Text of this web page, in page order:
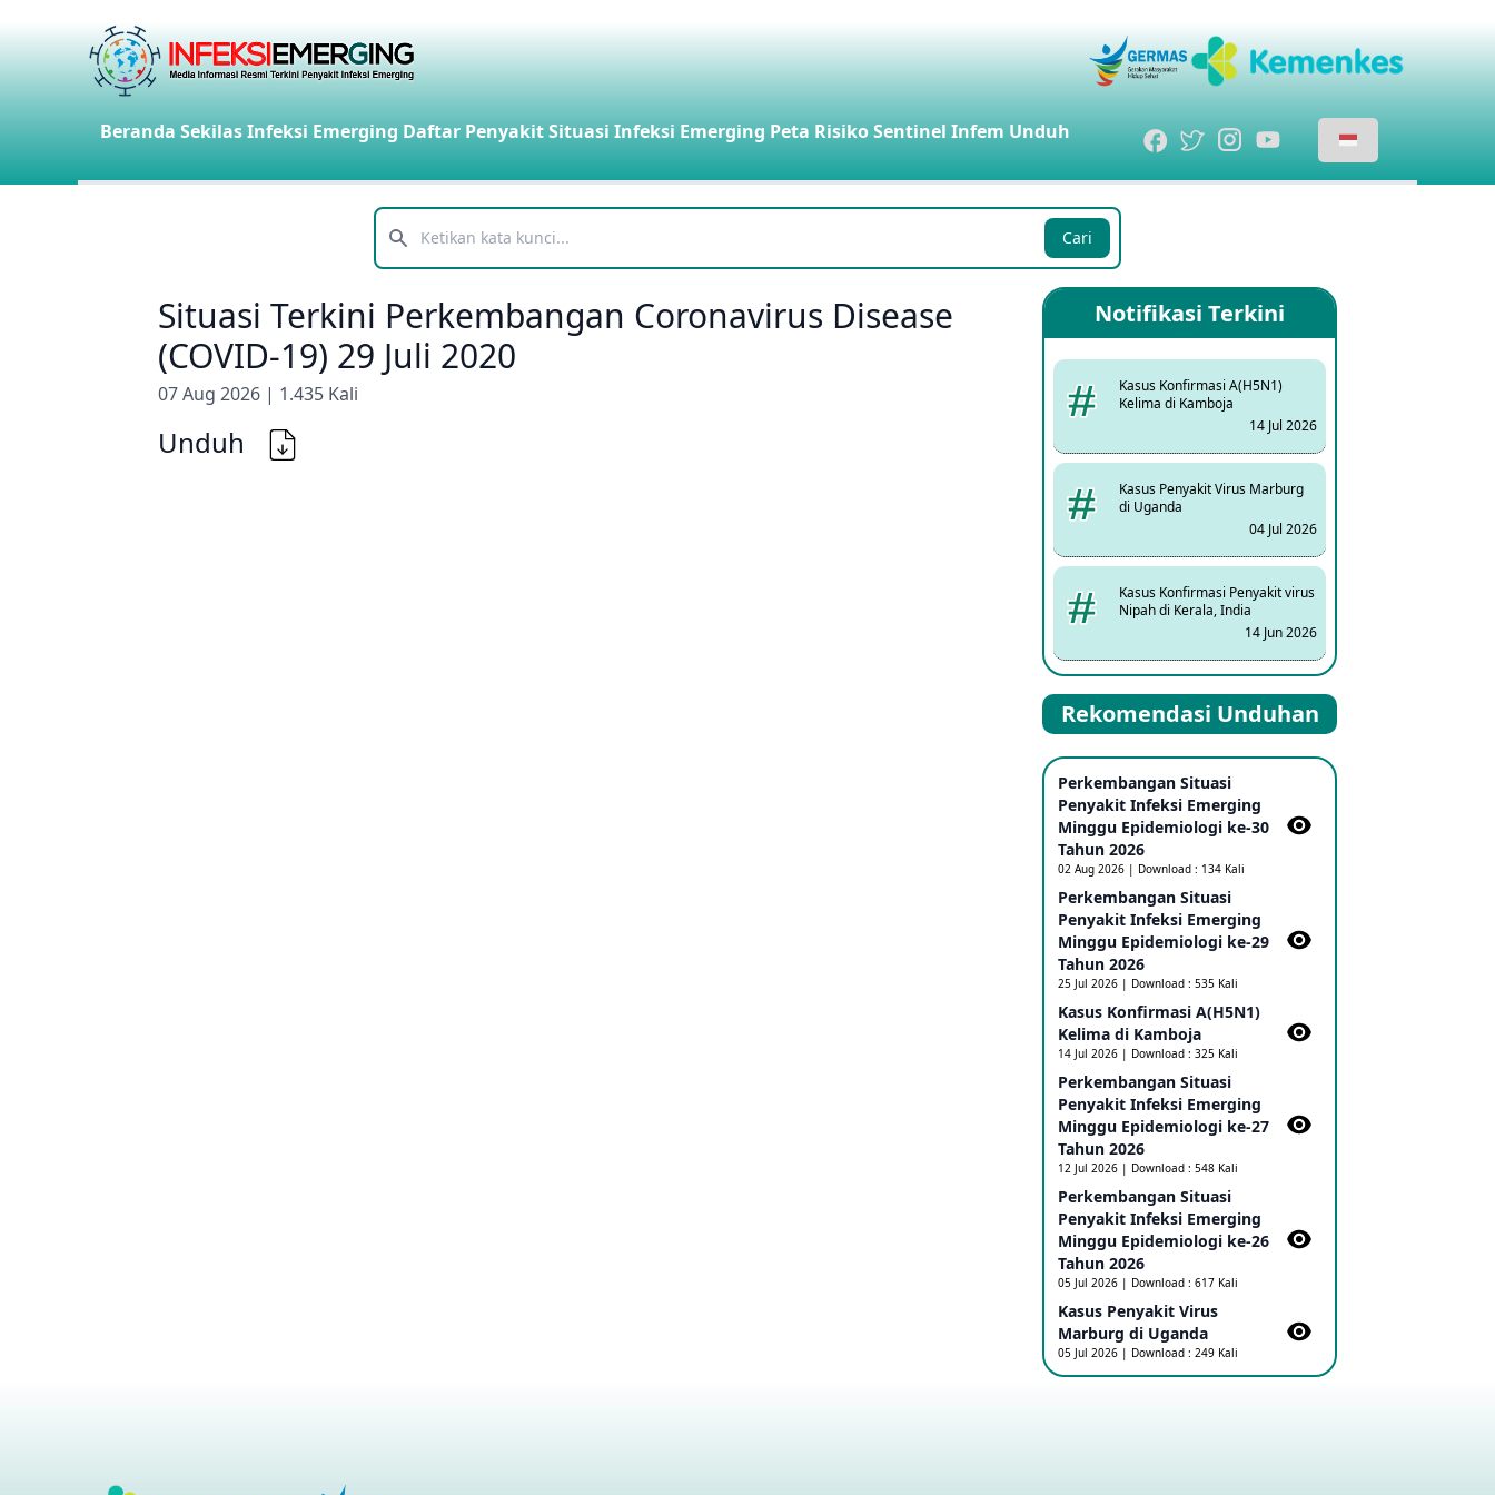
Beranda Sekilas Infeksi Emerging Daftar PenyakitSituasi Infeksi Emerging Peta RisikoSentinel Infem Unduh
Telusuri Cari
Situasi Terkini Perkembangan Coronavirus Disease
(COVID-19) 29 Juli 2020
07 Aug 2026 | 1.435 Kali
Unduh
Notifikasi Terkini
Kasus Konfirmasi A(H5N1)
Kelima di Kamboja
14 Jul 2026
Kasus Penyakit Virus Marburg
di Uganda
04 Jul 2026
Kasus Konfirmasi Penyakit virus
Nipah di Kerala, India
14 Jun 2026
Kasus Dicurigai Penyakit virus
Nipah di Kerala, India
12 Jun 2026
Mpox Clade 1b di Taiwan
25 May 2026
Update Informasi PHEIC
Penyakit Ebola
23 May 2026
Penetapan Outbreak Penyakit
Ebola di RD Kongo dan Uganda
Sebagai PHEIC
Outbreak Penyakti Ebola di RD
Kongo
Kasus Konfirmasi A(H5NN6) di
Cina
Update Penyakit Virus Hanta
Tipe HPS di Kapal Pesiar MV
Hondius
08 May 2026
Rekomendasi Unduhan
Perkembangan Situasi
Penyakit Infeksi Emerging
Minggu Epidemiologi ke-30
Tahun 2026
02 Aug 2026 | Download : 134 Kali
Perkembangan Situasi
Penyakit Infeksi Emerging
Minggu Epidemiologi ke-29
Tahun 2026
25 Jul 2026 | Download : 535 Kali
Kasus Konfirmasi A(H5N1)
Kelima di Kamboja​
14 Jul 2026 | Download : 325 Kali
Perkembangan Situasi
Penyakit Infeksi Emerging
Minggu Epidemiologi ke-27
Tahun 2026
12 Jul 2026 | Download : 548 Kali
Perkembangan Situasi
Penyakit Infeksi Emerging
Minggu Epidemiologi ke-26
Tahun 2026
05 Jul 2026 | Download : 617 Kali
Kasus Penyakit Virus
Marburg di Uganda
05 Jul 2026 | Download : 249 Kali